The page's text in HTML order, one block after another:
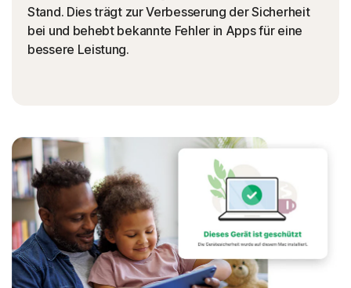
Stand. Dies trägt zur Verbesserung der Sicherheit
bei und behebt bekannte Fehler in Apps für eine
bessere Leistung.